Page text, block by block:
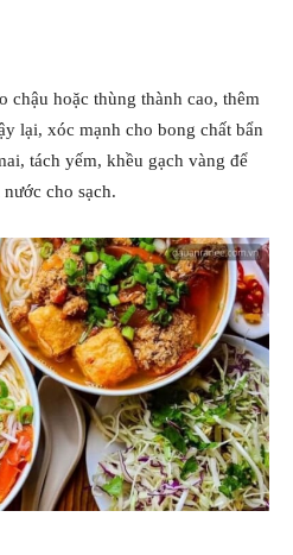
chậu hoặc thùng thành cao, thêm
lại, xóc mạnh cho bong chất bẩn
tách yếm, khều gạch vàng để
cho sạch.